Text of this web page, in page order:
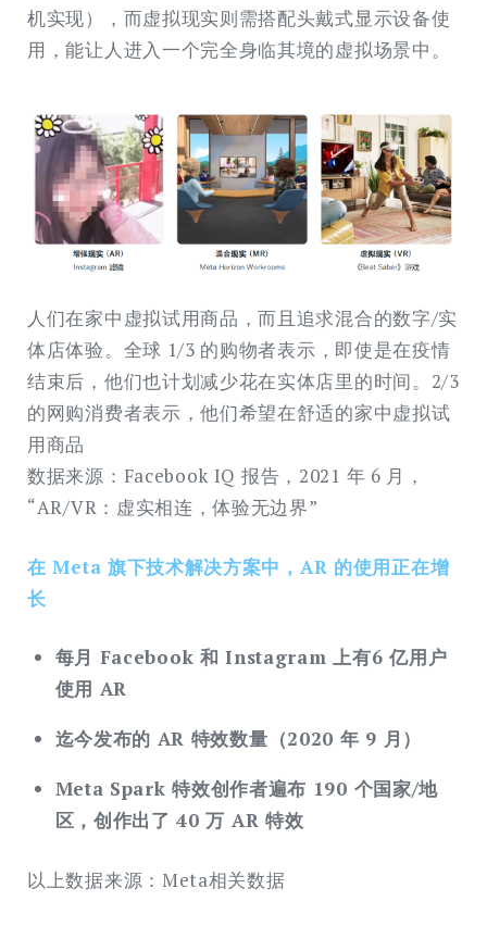
机实现），而虚拟现实则需搭配头戴式显示设备使
用，能让人进入一个完全身临其境的虚拟场景中。
人们在家中虚拟试用商品，而且追求混合的数字/实
体店体验。全球 1/3 的购物者表示，即使是在疫情
结束后，他们也计划减少花在实体店里的时间。2/3
的网购消费者表示，他们希望在舒适的家中虚拟试
用商品
数据来源：Facebook IQ 报告，2021 年 6 ⽉，
“AR/VR：虚实相连，体验⽆边界”
在 Meta 旗下技术解决方案中，AR 的使用正在增
长
每月 Facebook 和 Instagram 上有6 亿用户
使用 AR
迄今发布的 AR 特效数量（2020 年 9 月）
Meta Spark 特效创作者遍布 190 个国家/地
区，创作出了 40 万 AR 特效
以上数据来源：Meta相关数据